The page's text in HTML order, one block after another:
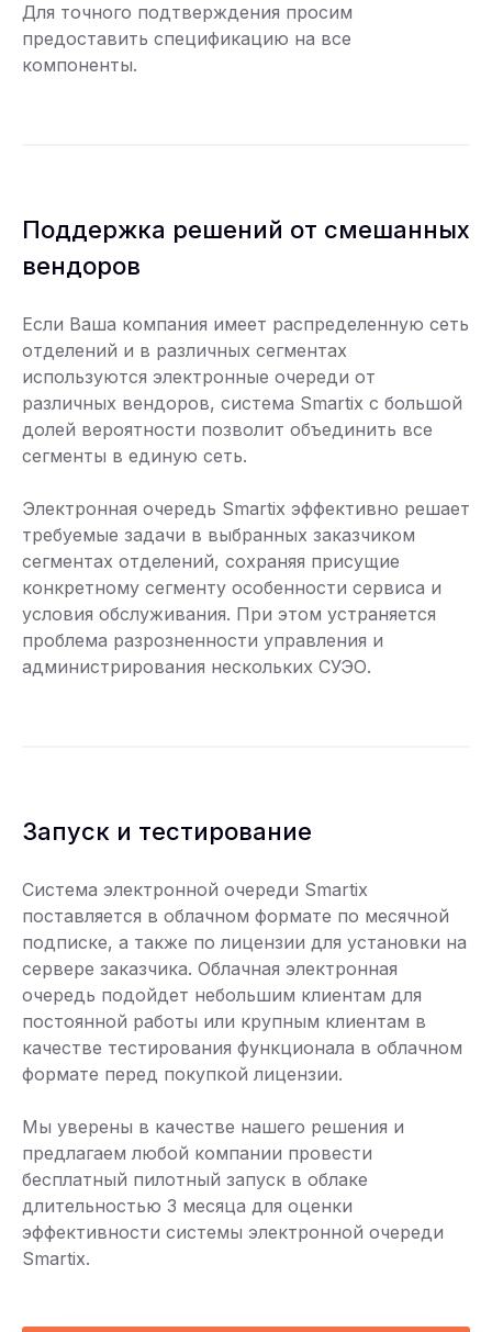
Для точного подтверждения просим
предоставить спецификацию на все
компоненты.
Поддержка решений от смешанных
вендоров
Если Ваша компания имеет распределенную сеть
отделений и в различных сегментах
используются электронные очереди от
различных вендоров, система Smartix с большой
долей вероятности позволит объединить все
сегменты в единую сеть.
Электронная очередь Smartix эффективно решает
требуемые задачи в выбранных заказчиком
сегментах отделений, сохраняя присущие
конкретному сегменту особенности сервиса и
условия обслуживания. При этом устраняется
проблема разрозненности управления и
администрирования нескольких СУЭО.
Запуск и тестирование
Система электронной очереди Smartix
поставляется в облачном формате по месячной
подписке, а также по лицензии для установки на
сервере заказчика. Облачная электронная
очередь подойдет небольшим клиентам для
постоянной работы или крупным клиентам в
качестве тестирования функционала в облачном
формате перед покупкой лицензии.
Мы уверены в качестве нашего решения и
предлагаем любой компании провести
бесплатный пилотный запуск в облаке
длительностью 3 месяца для оценки
эффективности системы электронной очереди
Smartix.